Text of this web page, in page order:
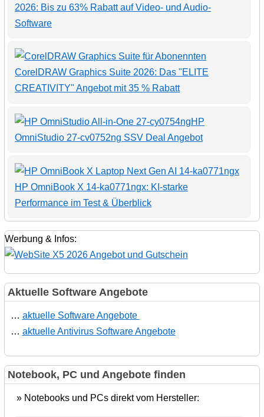
2026: Bis zu 63% Rabatt auf Video- und Audio-
Software
CorelDRAW Graphics Suite 2026: Das "ELITE
CREATIVITY" Angebot mit 35 % Rabatt
HP
OmniStudio 27-cv0752ng SSV Deal Angebot
HP OmniBook X 14-ka0771ngx: KI-starke
Performance im Test & Überblick
Werbung & Infos:
Aktuelle Software Angebote
… aktuelle Software Angebote
… aktuelle Antivirus Software Angebote
Notebook, PC und Angebote finden
» Notebooks und PCs direkt vom Hersteller: